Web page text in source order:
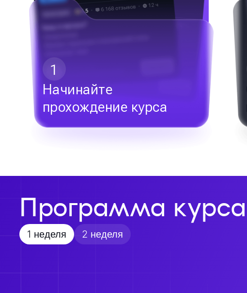
1
Начинайте
прохождение курса
Программа курса
1 неделя 2 неделя